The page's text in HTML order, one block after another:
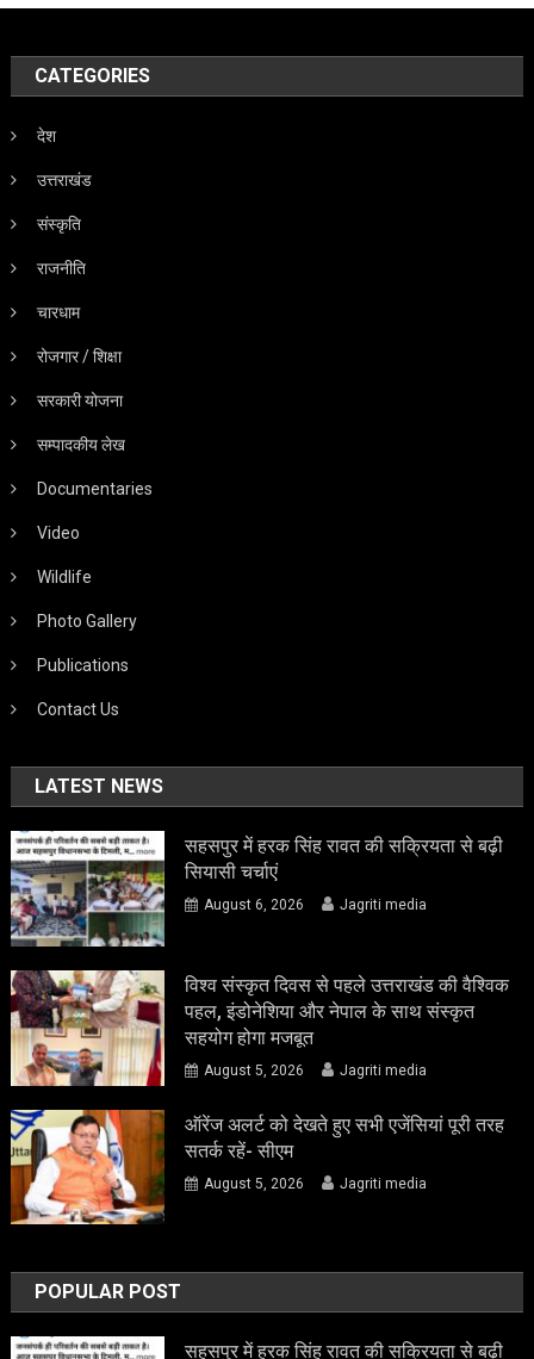
CATEGORIES
देश
उत्तराखंड
संस्कृति
राजनीति
चारधाम
रोजगार / शिक्षा
सरकारी योजना
सम्पादकीय लेख
Documentaries
Video
Wildlife
Photo Gallery
Publications
Contact Us
LATEST NEWS
सहसपुर में हरक सिंह रावत की सक्रियता से बढ़ी
सियासी चर्चाएं
August 6, 2026 Jagriti media
विश्व संस्कृत दिवस से पहले उत्तराखंड की वैश्विक
पहल, इंडोनेशिया और नेपाल के साथ संस्कृत
सहयोग होगा मजबूत
August 5, 2026 Jagriti media
ऑरेंज अलर्ट को देखते हुए सभी एजेंसियां पूरी तरह
सतर्क रहें- सीएम
August 5, 2026 Jagriti media
POPULAR POST
सहसपुर में हरक सिंह रावत की सक्रियता से बढ़ी